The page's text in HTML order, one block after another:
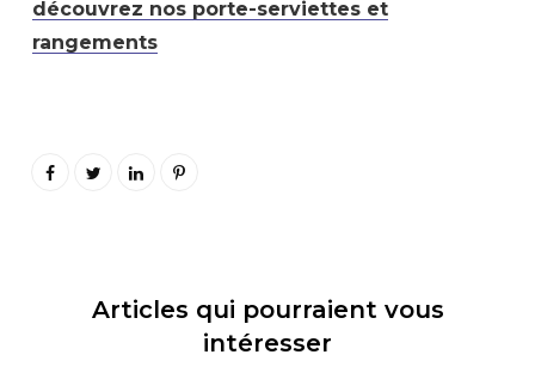
découvrez nos porte-serviettes et
rangements
Articles qui pourraient vous
intéresser